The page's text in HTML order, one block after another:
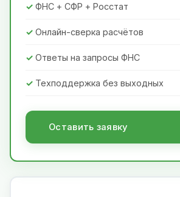
ФНС + СФР + Росстат
Онлайн-сверка расчётов
Ответы на запросы ФНС
Техподдержка без выходных
Оставить заявку